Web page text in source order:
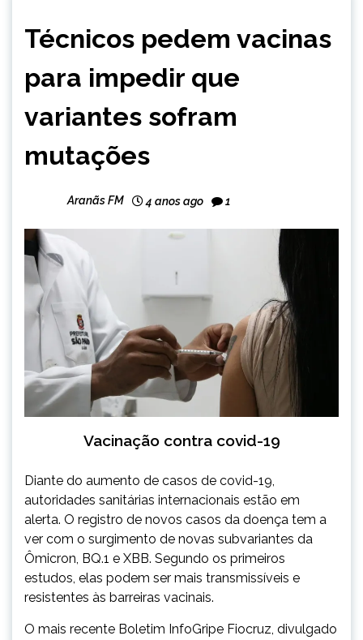
NOTÍCIAS
Técnicos pedem vacinas
para impedir que
variantes sofram
mutações
Aranãs FM 4 anos ago 1
Vacinação contra covid-19
Diante do aumento de casos de covid-19,
autoridades sanitárias internacionais estão em
alerta. O registro de novos casos da doença tem a
ver com o surgimento de novas subvariantes da
Ômicron, BQ.1 e XBB. Segundo os primeiros
estudos, elas podem ser mais transmissíveis e
resistentes às barreiras vacinais.
O mais recente Boletim InfoGripe Fiocruz, divulgado